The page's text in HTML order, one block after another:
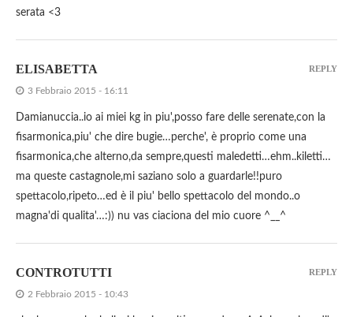
serata <3
ELISABETTA
3 Febbraio 2015 - 16:11
Damianuccia..io ai miei kg in piu',posso fare delle serenate,con la
fisarmonica,piu' che dire bugie…perche', è proprio come una
fisarmonica,che alterno,da sempre,questi maledetti…ehm..kiletti…
ma queste castagnole,mi saziano solo a guardarle!!puro
spettacolo,ripeto…ed è il piu' bello spettacolo del mondo..o
magna'di qualita'…:)) nu vas ciaciona del mio cuore ^__^
REPLY
CONTROTUTTI
2 Febbraio 2015 - 10:43
REPLY